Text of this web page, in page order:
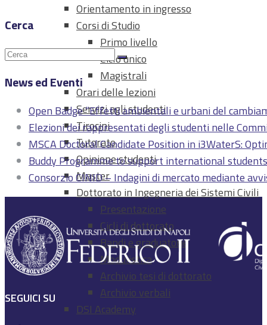
Orientamento in ingresso
Corsi di Studio
Primo livello
Ciclo unico
Magistrali
Orari delle lezioni
Servizi agli studenti
Tirocini
Tutorato
Opinione studenti
Master
Dottorato in Ingegneria dei Sistemi Civili
Presentazione
Cicli di dottorato
Bandi e graduatorie
Modulistica
Archivio tesi di dottorato
Archivio verbali
DSI Academy
Cerca
News ed Eventi
Open Badge “Effetti ambientali e urbani del
Elezioni dei rappresentati degli studenti nelle
MSCA Doctoral Candidate Position in i3WaterS:
Buddy Programme to support international students
Consorzio CINID – Indagini di mercato mediante
SEGUICI SU